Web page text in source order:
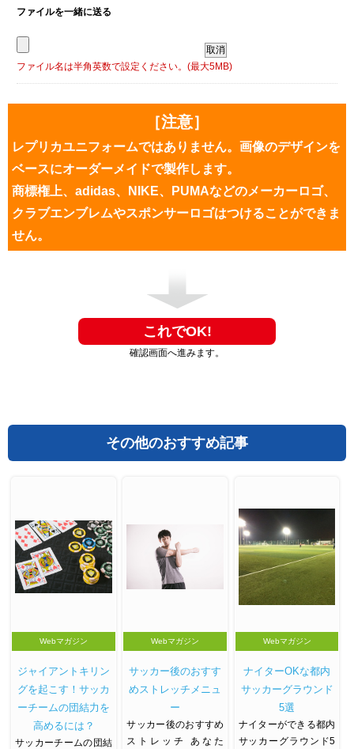
ファイルを一緒に送る
ファイル名は半角英数で設定ください。(最大5MB)
［注意］
レプリカユニフォームではありません。画像のデザインを
ベースにオーダーメイドで製作します。
商標権上、adidas、NIKE、PUMAなどのメーカーロゴ、
クラブエンブレムやスポンサーロゴはつけることができま
せん。
確認画面へ進みます。
その他のおすすめ記事
Webマガジン
ジャイアントキリン
グを起こす！サッカ
ーチームの団結力を
高めるには？
サッカーチームの団結
Webマガジン
サッカー後のおすす
めストレッチメニュ
ー
サッカー後のおすすめ
ストレッチ あなた
Webマガジン
ナイターOKな都内
サッカーグラウンド
5選
ナイターができる都内
サッカーグラウンド5